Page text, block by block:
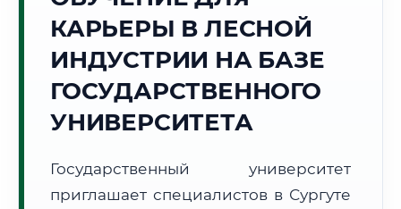
21:03:44
Суббота, 8 Августа
Погода в г. Сургут:
🌅 Восход:03:56
📍 Региональная справка г. Сургут
КАРЬЕРЫ В ЛЕСНОЙ
ИНДУСТРИИ НА БАЗЕ
ГОСУДАРСТВЕННОГО
УНИВЕРСИТЕТА
Государственный университет
приглашает специалистов в Сургуте